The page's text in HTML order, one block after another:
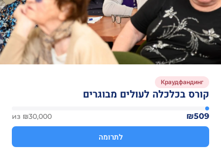
Краудфандинг
קורס בכלכלה לעולים מבוגרים
₪509
из ₪30,000
לתרומה